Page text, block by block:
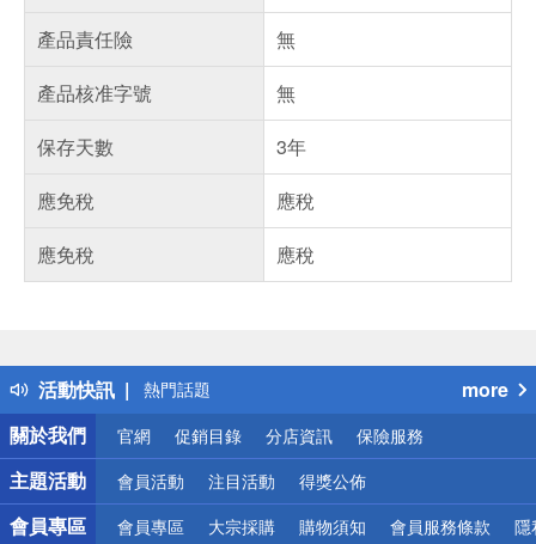
產品責任險
無
產品核准字號
無
保存天數
3年
應免稅
應稅
應免稅
應稅
活動快訊
得獎公告
熱門話題
銀行優惠
偏遠地區配送
詐騙網頁！請小心！
more
關於我們
官網 促銷目錄 分店資訊 保險服務
主題活動 會員活動 注目活動 得獎公佈
會員專區 會員專區 大宗採購 購物須知 會員服務條款 隱